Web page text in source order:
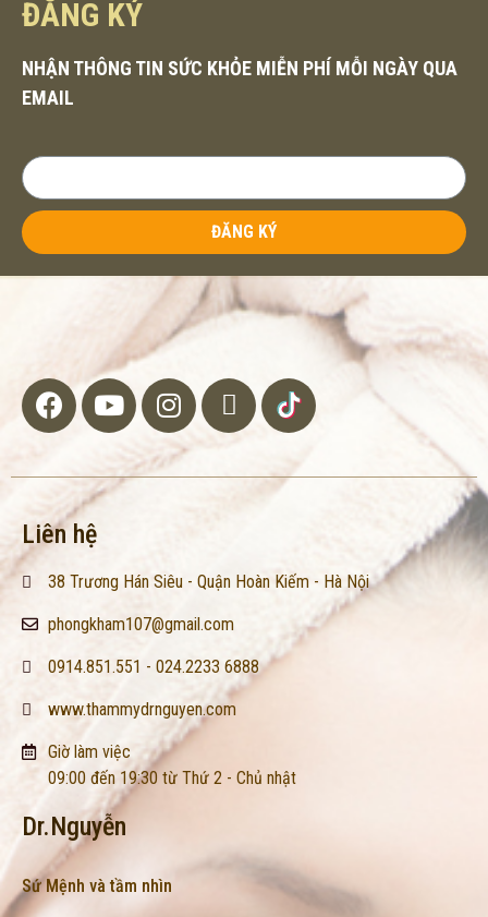
ĐĂNG KÝ
NHẬN THÔNG TIN SỨC KHỎE MIỄN PHÍ MỖI NGÀY QUA
EMAIL
ĐĂNG KÝ
Liên hệ
38 Trương Hán Siêu - Quận Hoàn Kiếm - Hà Nội
phongkham107@gmail.com
0914.851.551 - 024.2233 6888
www.thammydrnguyen.com
Giờ làm việc
09:00 đến 19:30 từ Thứ 2 - Chủ nhật
Dr.Nguyễn
Sứ Mệnh và tầm nhìn